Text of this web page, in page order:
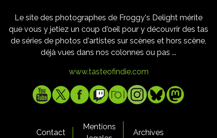
Le site des photographes de Froggy's Delight mérite
que vous y jetiez un coup d'oeil pour y découvrir des tas
de séries de photos d'artistes sur scènes et hors scène,
déjà vues dans nos colonnes ou pas ...
www.tasteofindie.com
Contact
Mentions
Archives